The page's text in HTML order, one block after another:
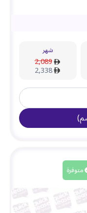
شهر
2,089
2,338
)
متوفرة